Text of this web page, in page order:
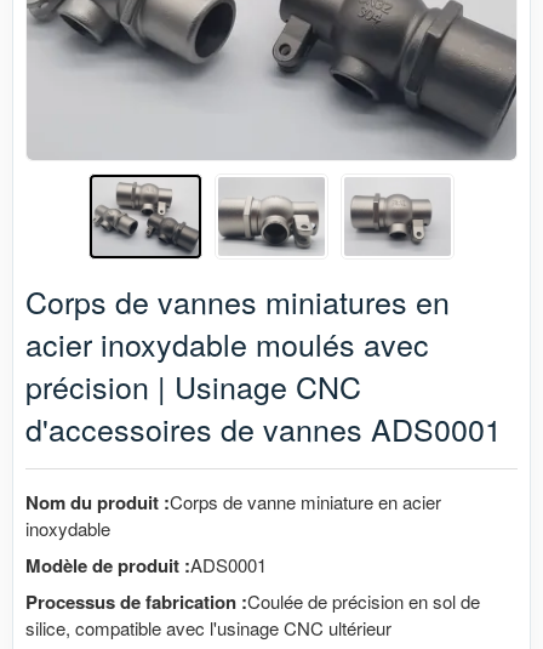
Corps de vannes miniatures en
acier inoxydable moulés avec
précision | Usinage CNC
d'accessoires de vannes ADS0001
Nom du produit :Corps de vanne miniature en acier
inoxydable
Modèle de produit :ADS0001
Processus de fabrication :Coulée de précision en sol de
silice, compatible avec l'usinage CNC ultérieur